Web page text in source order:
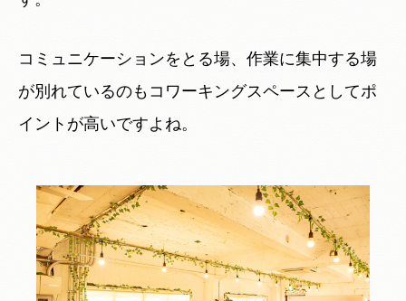
コミュニケーションをとる場、作業に集中する場
が別れているのもコワーキングスペースとしてポ
イントが高いですよね。